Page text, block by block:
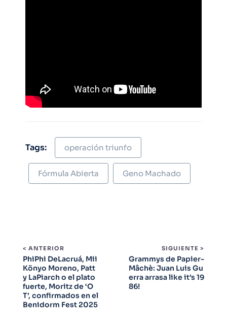
Tags: operación triunfo
Fórmula Abierta Geno Machado
< ANTERIOR
PhiPhi DeLacruá, Mii
Könyo Moreno, Patt
y LaPiarch o el plato
fuerte, Moritz de ‘O
T’, confirmados en el
Benidorm Fest 2025
SIGUIENTE >
Grammys de Papier-
Mâchè: Juan Luis Gu
erra arrasa like it’s 19
86!